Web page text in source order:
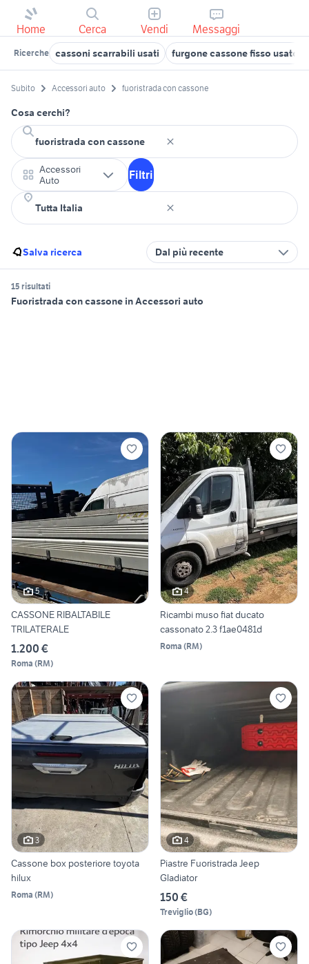
Home Cerca Vendi Messaggi
Ricerche cassoni scarrabili usati furgone cassone fisso usato
Subito Accessori auto fuoristrada con cassone
Cosa cerchi?
Accessori
Auto
Filtri
Salva ricerca Dal più recente
15 risultati
Fuoristrada con cassone in Accessori auto
5
CASSONE RIBALTABILE
TRILATERALE
1.200 €
Roma (RM)
4
Ricambi muso fiat ducato
cassonato 2.3 f1ae0481d
Roma (RM)
3
Cassone box posteriore toyota
hilux
Roma (RM)
4
Piastre Fuoristrada Jeep
Gladiator
150 €
Treviglio(BG)